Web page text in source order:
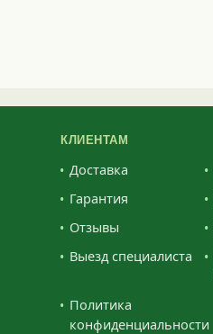
КЛИЕНТАМ
Доставка
Гарантия
Отзывы
Выезд специалиста
Политика
конфиденциальности